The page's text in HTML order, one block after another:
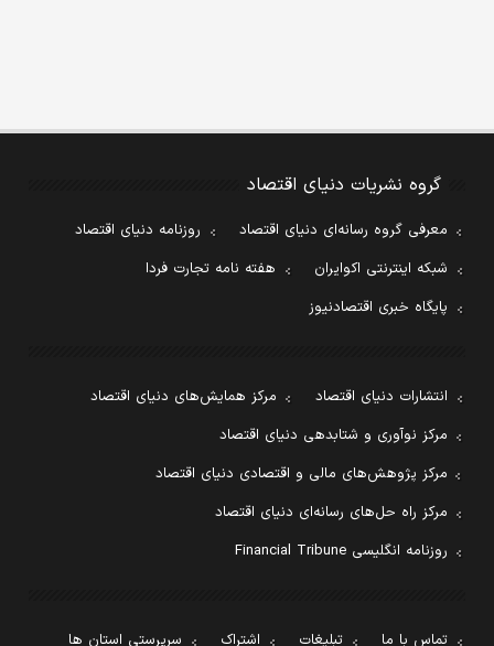
گروه نشریات دنیای اقتصاد
معرفی گروه رسانه‌ای دنیای اقتصاد
روزنامه دنیای اقتصاد
شبکه اینترنتی اکوایران
هفته نامه تجارت فردا
پایگاه خبری اقتصادنیوز
انتشارات دنیای اقتصاد
مرکز همایش‌های دنیای اقتصاد
مرکز نوآوری و شتابدهی دنیای اقتصاد
مرکز پژوهش‌های مالی و اقتصادی دنیای اقتصاد
مرکز راه حل‌های رسانه‌ای دنیای اقتصاد
روزنامه انگلیسی Financial Tribune
تماس با ما تبلیغات اشتراک سرپرستی استان ها